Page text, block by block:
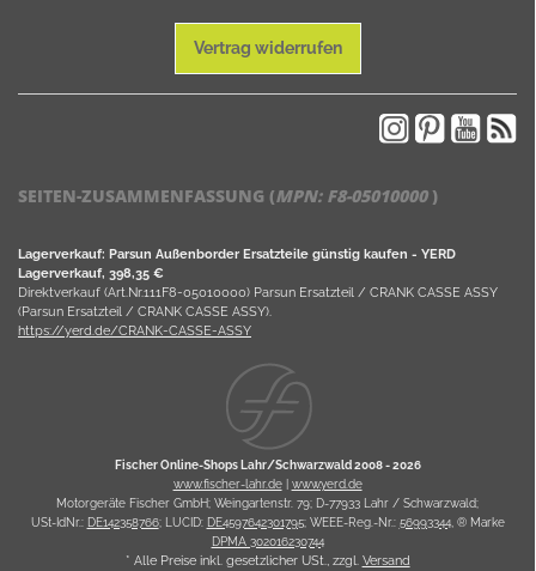
Vertrag widerrufen
SEITEN-ZUSAMMENFASSUNG (MPN: F8-05010000)
Lagerverkauf: Parsun Außenborder Ersatzteile günstig kaufen - YERD
Lagerverkauf, 398,35 €
Direktverkauf (Art.Nr.111F8-05010000) Parsun Ersatzteil / CRANK CASSE ASSY
(Parsun Ersatzteil / CRANK CASSE ASSY).
https://yerd.de/CRANK-CASSE-ASSY
Fischer Online-Shops Lahr/Schwarzwald 2008 -2026
www.fischer-lahr.de| www.yerd.de
Motorgeräte Fischer GmbH; Weingartenstr. 79; D-77933 Lahr / Schwarzwald;
USt-IdNr.: DE142358766; LUCID: DE4597642301795; WEEE-Reg.-Nr.: 56993344, ® Marke
DPMA 302016230744
* Alle Preise inkl. gesetzlicher USt., zzgl. Versand